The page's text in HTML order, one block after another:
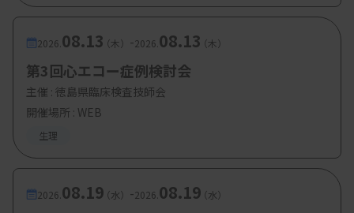
2026. 08.13（木） -2026. 08.13（木）
第3回心エコー症例検討会
主催 : 徳島県臨床検査技師会
開催場所 : WEB
生理
2026. 08.19（水） -2026. 08.19（水）